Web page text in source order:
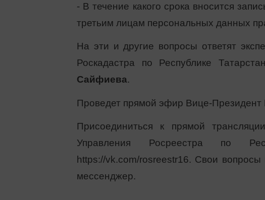
- В течение какого срока вносится
третьим лицам персональных данных
На эти и другие вопросы ответят
Роскадастра по Республике
Сайфиева.
Проведет прямой эфир Вице-Президент
Присоединиться к прямой
Управления Росреестра по
https://vk.com/rosreestr16. Свои
мессенджер.